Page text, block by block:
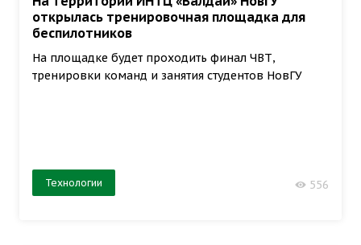
открылась тренировочная площадка для
беспилотников
На площадке будет проходить финал ЧВТ,
тренировки команд и занятия студентов НовГУ
Технологии 556